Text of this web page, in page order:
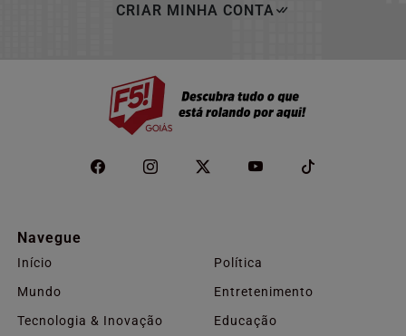
CRIAR MINHA CONTA
Navegue
Início
Política
Mundo
Entretenimento
Tecnologia & Inovação
Educação